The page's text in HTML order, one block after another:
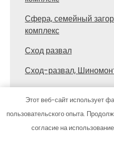
Сфера, семейный
комплекс
Сход развал
Сход-развал,
Сывлах, Баня №3
Темерницкий,
Этот веб-сайт использует
пользовательского опыта.
согласие на